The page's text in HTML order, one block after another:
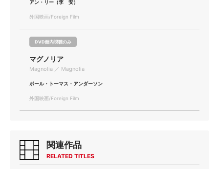
アン・リー（李 安）
外国映画/Foreign Film
DVD館内視聴のみ
マグノリア
Magnolia ／ Magnolia
ポール・トーマス・アンダーソン
外国映画/Foreign Film
関連作品
RELATED TITLES